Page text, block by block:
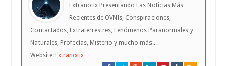
Extranotix Presentando Las Noticias Más
Recientes de OVNIs, Conspiraciones,
Contactados, Extraterrestres, Fenómenos Paranormales y
Naturales, Profecías, Misterio y mucho más...
Website: Extranotix